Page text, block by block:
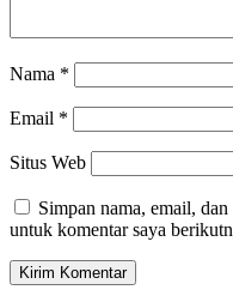
Nama *
Email *
Situs Web
Simpan nama, email,
untuk komentar saya